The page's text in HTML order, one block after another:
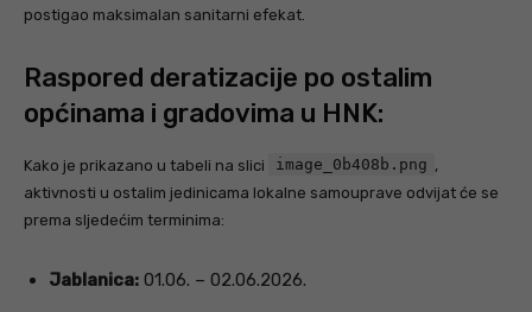
postigao maksimalan sanitarni efekat.
Raspored deratizacije po ostalim
općinama i gradovima u HNK:
Kako je prikazano u tabeli na slici image_0b408b.png ,
aktivnosti u ostalim jedinicama lokalne samouprave odvijat će se
prema sljedećim terminima:
Jablanica: 01.06. – 02.06.2026.